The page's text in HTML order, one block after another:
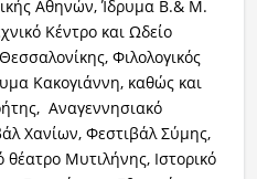
Αθηνών, Ίδρυμα Β.& Μ.
Κέντρο και Ωδείο
Φιλολογικός
Κακογιάννη, καθώς και
Αναγεννησιακό
Χανίων, Φεστιβάλ Σύμης,
Μυτιλήνης, Ιστορικό